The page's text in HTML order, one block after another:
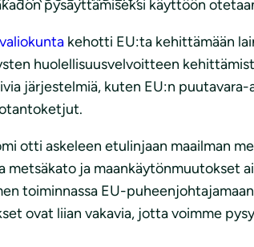
pysäyttämiseksi käyttöön
kehotti EU:ta kehittämään
huolellisuusvelvoitteen
järjestelmiä, kuten EU:n
otti askeleen etulinjaan maailman
metsäkato ja maankäytönmuutokset
toiminnassa EU-
ovat liian vakavia, jotta voimme